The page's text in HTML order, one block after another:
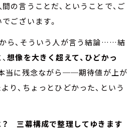
の言うことだ、ということで、ご
ございます。
ら、そういう人が言う結論……結
想像を大きく超えて、ひどかっ
当に残念ながら──期待値が上が
、ちょっとひどかった、という
三幕構成で整理してゆきます